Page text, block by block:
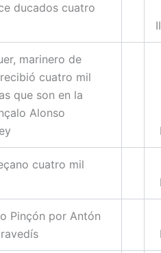
ducados cuatro
marinero de
cuatro mil
que son en la
Alonso
cuatro mil
Pinçón por Antón